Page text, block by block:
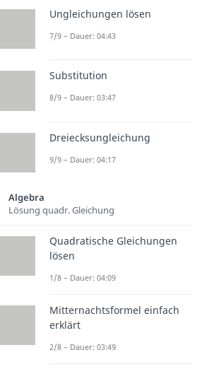
Ungleichungen lösen
7/9 – Dauer: 04:43
Substitution
8/9 – Dauer: 03:47
Dreiecksungleichung
9/9 – Dauer: 04:17
Algebra
Lösung quadr. Gleichung
Quadratische Gleichungen
lösen
1/8 – Dauer: 04:09
Mitternachtsformel einfach
erklärt
2/8 – Dauer: 03:49